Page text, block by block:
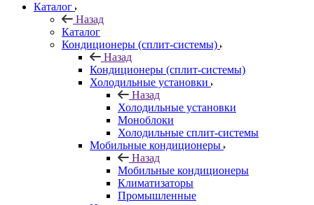
Каталог
Назад
Каталог
Кондиционеры (сплит-системы)
Назад
Кондиционеры (сплит-системы)
Холодильные установки
Назад
Холодильные установки
Моноблоки
Холодильные сплит-системы
Мобильные кондиционеры
Назад
Мобильные кондиционеры
Климатизаторы
Промышленные